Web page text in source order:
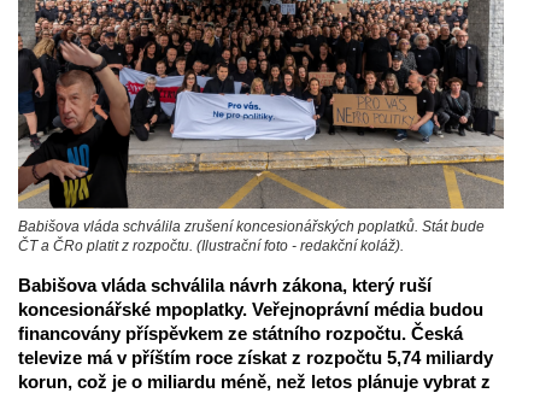
Babišova vláda schválila zrušení koncesionářských poplatků. Stát bude
ČT a ČRo platit z rozpočtu. (Ilustrační foto - redakční koláž).
Babišova vláda schválila návrh zákona, který ruší
koncesionářské mpoplatky. Veřejnoprávní média budou
financovány příspěvkem ze státního rozpočtu. Česká
televize má v příštím roce získat z rozpočtu 5,74 miliardy
korun, což je o miliardu méně, než letos plánuje vybrat z